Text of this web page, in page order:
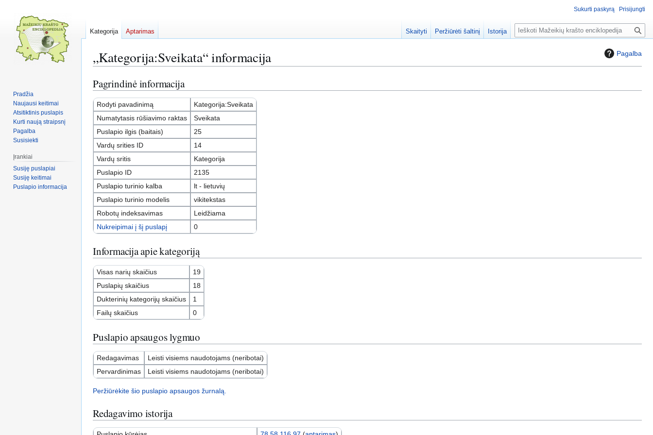
Pagalba
„Kategorija:Sveikata“ informacija
Pereiti
į
navigaciją
Jump
to
search
Pagrindinė informacija
Rodyti pavadinimą
Kategorija:Sveikata
Numatytasis rūšiavimo raktas
Sveikata
Puslapio ilgis (baitais)
25
Vardų srities ID
14
Vardų sritis
Kategorija
Puslapio ID
2135
Puslapio turinio kalba
lt - lietuvių
Puslapio turinio modelis
vikitekstas
Robotų indeksavimas
Leidžiama
Nukreipimai į šį puslapį
0
Informacija apie kategoriją
Visas narių skaičius
19
Puslapių skaičius
18
Dukterinių kategorijų skaičius
1
Failų skaičius
0
Puslapio apsaugos lygmuo
Redagavimas
Leisti visiems naudotojams (neribotai)
Pervardinimas
Leisti visiems naudotojams (neribotai)
Peržiūrėkite šio puslapio apsaugos žurnalą.
Redagavimo istorija
Sukurti paskyrą Prisijungti
Kategorija Aptarimas Skaityti Peržiūrėti šaltinį Istorija
P
a
a
Pradžia
Naujausi keitimai
Atsitiktinis puslapis
Kurti naują straipsnį
Pagalba
Susisiekti
Įrankiai
Susiję puslapiai
Susiję keitimai
Puslapio informacija